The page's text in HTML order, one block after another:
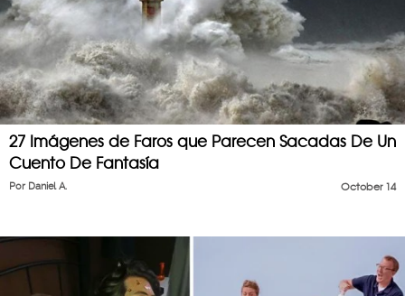
27 Imágenes de Faros que Parecen Sacadas De Un
Cuento De Fantasía
October 14
Por Daniel A.